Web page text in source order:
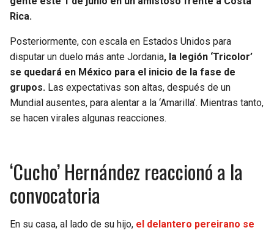
Rica.
Posteriormente, con escala en Estados Unidos para
disputar un duelo más ante Jordania, la legión ‘Tricolor’
se quedará en México para el inicio de la fase de
grupos. Las expectativas son altas, después de un
Mundial ausentes, para alentar a la ‘Amarilla’. Mientras tanto,
se hacen virales algunas reacciones.
‘Cucho’ Hernández reaccionó a la
convocatoria
En su casa, al lado de su hijo, el delantero pereirano se